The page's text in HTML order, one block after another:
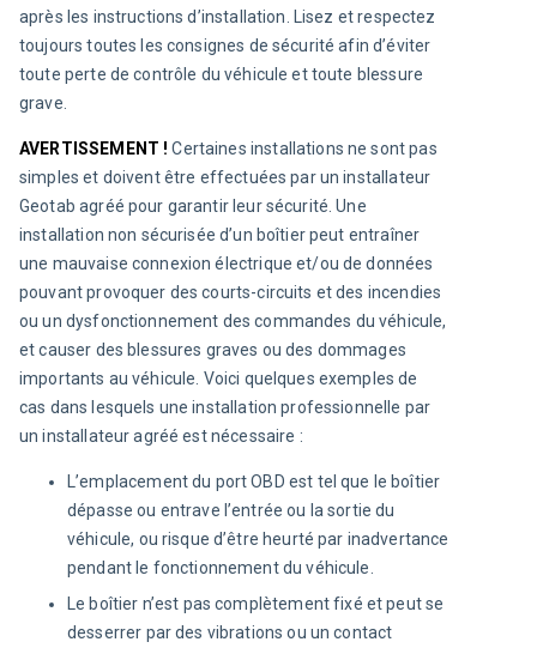
après les instructions d’installation. Lisez et respectez
toujours toutes les consignes de sécurité afin d’éviter
toute perte de contrôle du véhicule et toute blessure
grave.
AVERTISSEMENT ! Certaines installations ne sont pas
simples et doivent être effectuées par un installateur
Geotab agréé pour garantir leur sécurité. Une
installation non sécurisée d’un boîtier peut entraîner
une mauvaise connexion électrique et/ou de données
pouvant provoquer des courts-circuits et des incendies
ou un dysfonctionnement des commandes du véhicule,
et causer des blessures graves ou des dommages
importants au véhicule. Voici quelques exemples de
cas dans lesquels une installation professionnelle par
un installateur agréé est nécessaire :
L’emplacement du port OBD est tel que le boîtier
dépasse ou entrave l’entrée ou la sortie du
véhicule, ou risque d’être heurté par inadvertance
pendant le fonctionnement du véhicule.
Le boîtier n’est pas complètement fixé et peut se
desserrer par des vibrations ou un contact